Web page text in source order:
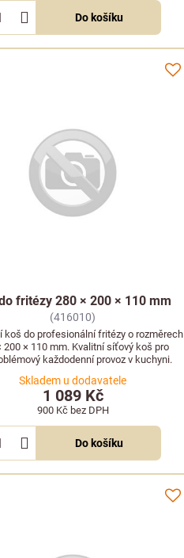
Do košíku
fritézy 280 × 200 × 110 mm
(416010)
koš do profesionální fritézy o rozměrech
200 × 110 mm. Kvalitní síťový koš pro
každodenní provoz v kuchyni.
Skladem u dodavatele
1 089 Kč
900 Kč bez DPH
Do košíku